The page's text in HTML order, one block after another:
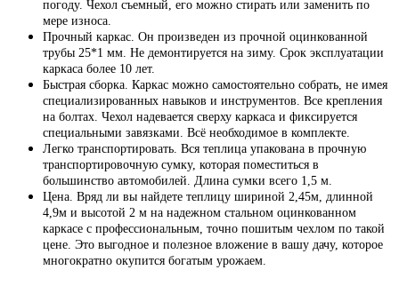
погоду. Чехол съемный, его можно стирать или заменить по
мере износа.
Прочный каркас. Он произведен из прочной оцинкованной
трубы 25*1 мм. Не демонтируется на зиму. Срок эксплуатации
каркаса более 10 лет.
Быстрая сборка. Каркас можно самостоятельно собрать, не имея
специализированных навыков и инструментов. Все крепления
на болтах. Чехол надевается сверху каркаса и фиксируется
специальными завязками. Всё необходимое в комплекте.
Легко транспортировать. Вся теплица упакована в прочную
транспортировочную сумку, которая поместиться в
большинство автомобилей. Длина сумки всего 1,5 м.
Цена. Вряд ли вы найдете теплицу шириной 2,45м, длинной
4,9м и высотой 2 м на надежном стальном оцинкованном
каркасе с профессиональным, точно пошитым чехлом по такой
цене. Это выгодное и полезное вложение в вашу дачу, которое
многократно окупится богатым урожаем.